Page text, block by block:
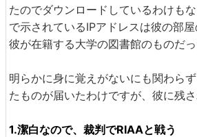
たのでダウンロードしているわけも
で示されているIPアドレスは彼の部屋
彼が在籍する大学の図書館のものだっ
明らかに身に覚えがないにも関わら
たものが届いたわけですが、彼に残さ
1.潔白なので、裁判でRIAAと戦う